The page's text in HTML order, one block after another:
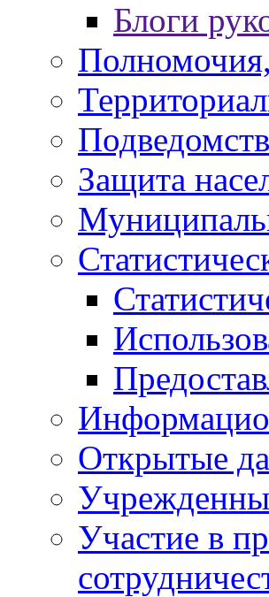
Блоги
Защита
Открытые
Участие в